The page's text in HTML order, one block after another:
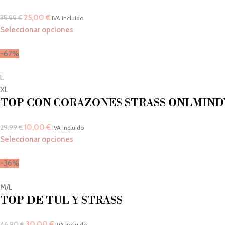
35,99€ 25,00 € IVA incluido
Seleccionar opciones
-67%
L
XL
TOP CON CORAZONES STRASS
29,99€10,00 € IVA incluido
Seleccionar opciones
-36%
M/L
TOP DE TUL Y STRASS